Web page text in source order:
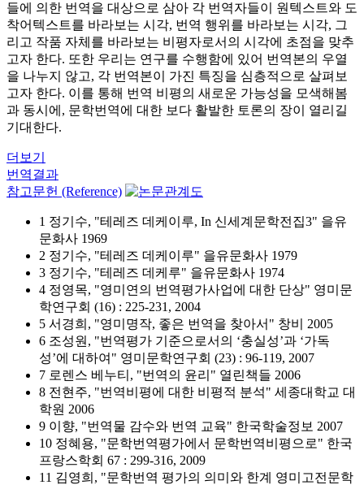
들에 의한 번역을 대상으로 삼아 각 번역자들이 원텍스트와 도
착어텍스트를 바라보는 시각, 번역 행위를 바라보는 시각, 그
리고 작품 자체를 바라보는 비평자로서의 시각에 초점을 맞추
고자 한다. 또한 우리는 연구를 수행함에 있어 번역본의 우열
을 나누지 않고, 각 번역본이 가진 특징을 심층적으로 살펴보
고자 한다. 이를 통해 번역 비평의 새로운 가능성을 모색해봄
과 동시에, 문학번역에 대한 보다 활발한 토론의 장이 열리길
기대한다.
더보기
번역결과
참고문헌 (Reference)
1 정기수, "테레즈 데케이루, In 신세계문학전집3" 을유
문화사 1969
2 정기수, "테레즈 데케이루" 을유문화사 1979
3 정기수, "테레즈 데케루" 을유문화사 1974
4 정영목, "영미연의 번역평가사업에 대한 단상" 영미문
학연구회 (16) : 225-231, 2004
5 서경희, "영미명작, 좋은 번역을 찾아서" 창비 2005
6 조성원, "번역평가 기준으로서의 ‘충실성’과 ‘가독
성’에 대하여" 영미문학연구회 (23) : 96-119, 2007
7 로렌스 베누티, "번역의 윤리" 열린책들 2006
8 전현주, "번역비평에 대한 비평적 분석" 세종대학교 대
학원 2006
9 이향, "번역물 감수와 번역 교육" 한국학술정보 2007
10 정혜용, "문학번역평가에서 문학번역비평으로" 한국
프랑스학회 67 : 299-316, 2009
11 김영희, "문학번역 평가의 의미와 한계 영미고전문학